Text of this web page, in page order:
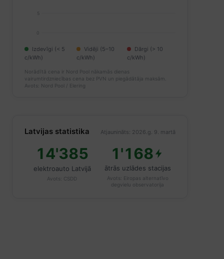
0
5
Izdevīgi (< 5
c/kWh)
Vidēji (5–10
c/kWh)
Dārgi (> 10
c/kWh)
Norādītā cena ir Nord Pool nākamās dienas
vairumtirdzniecības cena bez PVN un piegādātāja maksām.
Avots: Nord Pool / Elering
Latvijas statistika Atjaunināts: 2026.g. 9. martā
14'385
elektroauto Latvijā
Avots: CSDD
1'168
ātrās uzlādes stacijas
Avots: Eiropas alternatīvo
degvielu observatorija